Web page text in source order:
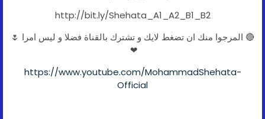
http://bit.ly/Shehata_A1_A2_B1_B2
🔴 المرجوا منك ان تضغط لايك و تشترك بالقناة فضلا و ليس امرا 🌷
❤
https://www.youtube.com/MohammadShehata-
Official